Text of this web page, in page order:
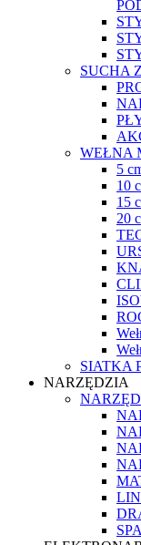
SUCHA
WEŁNA
5
10
15
20
SIATKA
NARZĘDZIA